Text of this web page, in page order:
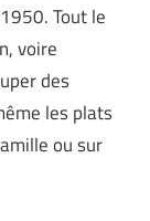
Tout le
voire
des
les plats
ou sur